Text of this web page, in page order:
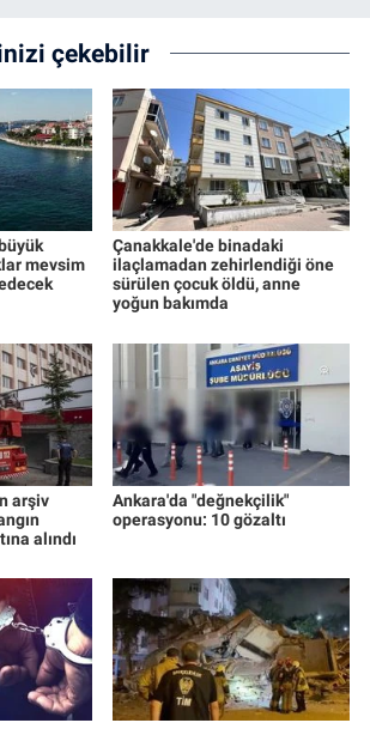
çekebilir
mevsim
Çanakkale'de binadaki
ilaçlamadan zehirlendiği öne
sürülen çocuk öldü, anne
yoğun bakımda
arşiv
alındı
Ankara'da "değnekçilik"
operasyonu: 10 gözaltı